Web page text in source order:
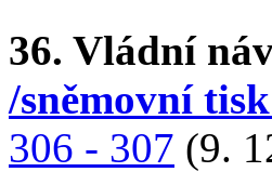
36. Vládní
/sněmovní
306 - 307 (9.